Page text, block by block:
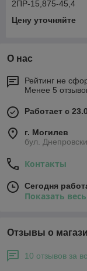
2ПР-15,875-45,4
Цену уточняйте
О нас
Рейтинг не
Менее 5
Работает с
г. Могилев
бул.
Контакты
Сегодня
Показать
Отзывы о
10 отзывов за